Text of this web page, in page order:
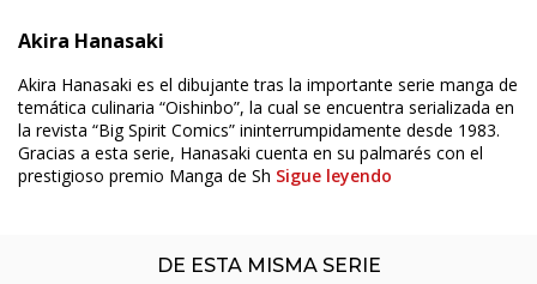
Akira Hanasaki
Akira Hanasaki es el dibujante tras la importante serie manga de
temática culinaria “Oishinbo”, la cual se encuentra serializada en
la revista “Big Spirit Comics” ininterrumpidamente desde 1983.
Gracias a esta serie, Hanasaki cuenta en su palmarés con el
prestigioso premio Manga de Sh Sigue leyendo
DE ESTA MISMA SERIE